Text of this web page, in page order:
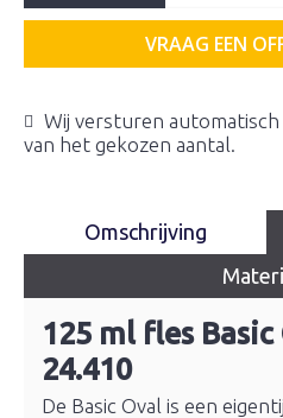
VRAAG EEN
Wij versturen
van het gekozen aantal.
Omschrijving
125 ml fles
24.410
De Basic Oval is een